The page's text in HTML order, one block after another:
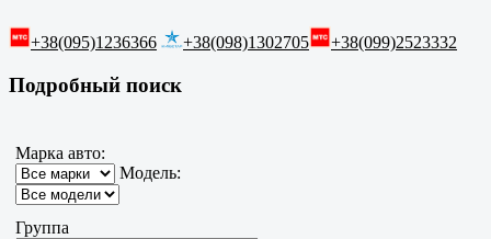
+38(095)1236366 +38(098)1302705 +38(099)2523332
Подробный поиск
Марка авто:
Модель:
Группа